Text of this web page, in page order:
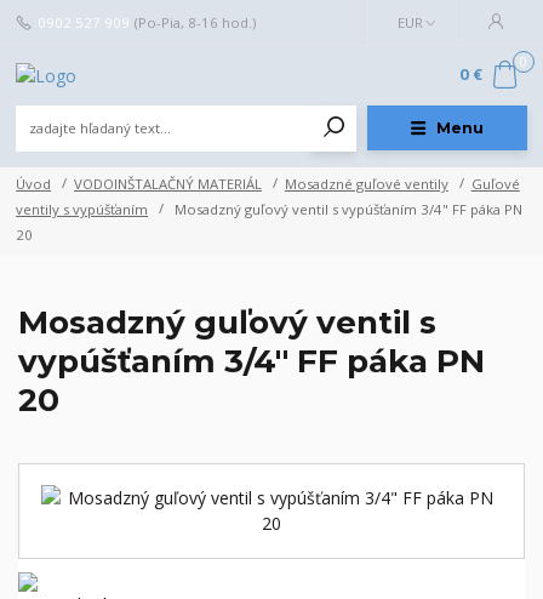
Menu
EUR
0902 527 909 (Po-Pia, 8-16 hod.)
0
0 €
Úvod VODOINŠTALAČNÝ MATERIÁL Mosadzné guľové ventily
Guľové
ventily s vypúšťaním
Mosadzný guľový ventil s vypúšťaním 3/4" FF páka PN
20
Mosadzný guľový ventil s
vypúšťaním 3/4" FF páka PN
20